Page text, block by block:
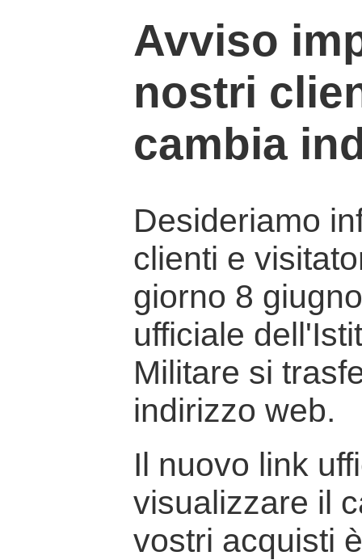
Avviso
nostri
cambia
Desideriamo
clienti e
giorno 8
ufficiale
Militare si
indirizzo web.
Il nuovo link
visualizzare il
vostri acquisti